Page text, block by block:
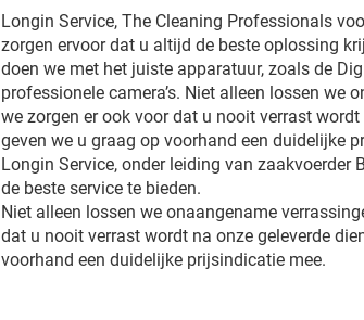
Longin Service, The Cleaning Professionals
zorgen ervoor dat u altijd de beste oplossing
doen we met het juiste apparatuur, zoals de
professionele camera’s. Niet alleen lossen we
we zorgen er ook voor dat u nooit verrast
geven we u graag op voorhand een duidelijke
Longin Service, onder leiding van zaakvoerder
de beste service te bieden.
Niet alleen lossen we onaangename
dat u nooit verrast wordt na onze geleverde
voorhand een duidelijke prijsindicatie mee.